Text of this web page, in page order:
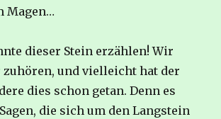
Magen…
dieser Stein erzählen! Wir
zuhören, und vielleicht hat der
dies schon getan. Denn es
die sich um den Langstein